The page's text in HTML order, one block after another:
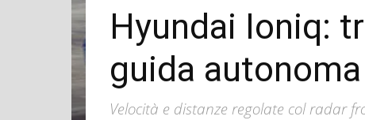
Hyundai Ioniq:
guida autonoma
Velocità e distanze regolate col radar